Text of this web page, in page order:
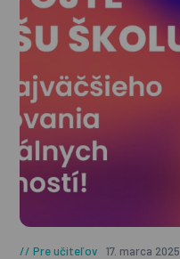
Pre učiteľov 17. marca 2025